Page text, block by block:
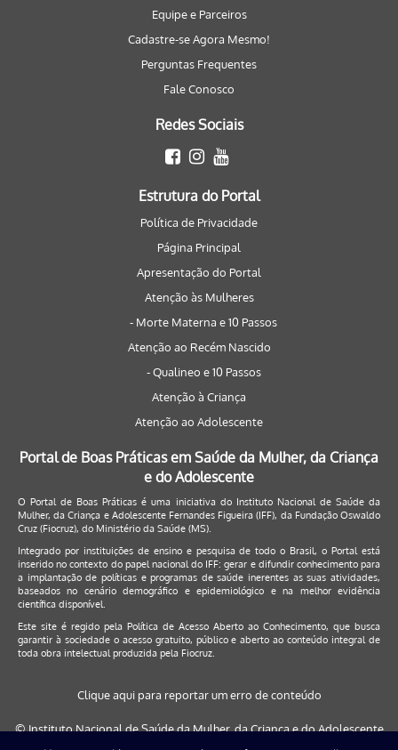
Equipe e Parceiros
Cadastre-se Agora Mesmo!
Perguntas Frequentes
Fale Conosco
Redes Sociais
Estrutura do Portal
Política de Privacidade
Página Principal
Apresentação do Portal
Atenção às Mulheres
- Morte Materna e 10 Passos
Atenção ao Recém Nascido
- Qualineo e 10 Passos
Atenção à Criança
Atenção ao Adolescente
Portal de Boas Práticas em Saúde da Mulher, da Criança
e do Adolescente
O Portal de Boas Práticas é uma iniciativa do Instituto Nacional de Saúde da
Mulher, da Criança e Adolescente Fernandes Figueira (IFF), da Fundação Oswaldo
Cruz (Fiocruz), do Ministério da Saúde (MS).
Integrado por instituições de ensino e pesquisa de todo o Brasil, o Portal está
inserido no contexto do papel nacional do IFF: gerar e difundir conhecimento para
a implantação de políticas e programas de saúde inerentes as suas atividades,
baseados no cenário demográfico e epidemiológico e na melhor evidência
científica disponível.
Este site é regido pela Política de Acesso Aberto ao Conhecimento, que busca
garantir à sociedade o acesso gratuito, público e aberto ao conteúdo integral de
toda obra intelectual produzida pela Fiocruz.
Clique aqui para reportar um erro de conteúdo
© Instituto Nacional de Saúde da Mulher, da Criança e do Adolescente